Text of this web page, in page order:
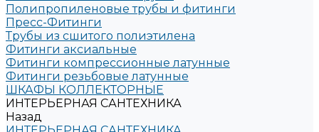
Полипропиленовые трубы и фитинги
Пресс-Фитинги
Трубы из сшитого полиэтилена
Фитинги аксиальные
Фитинги компрессионные латунные
Фитинги резьбовые латунные
ШКАФЫ КОЛЛЕКТОРНЫЕ
ИНТЕРЬЕРНАЯ САНТЕХНИКА
Назад